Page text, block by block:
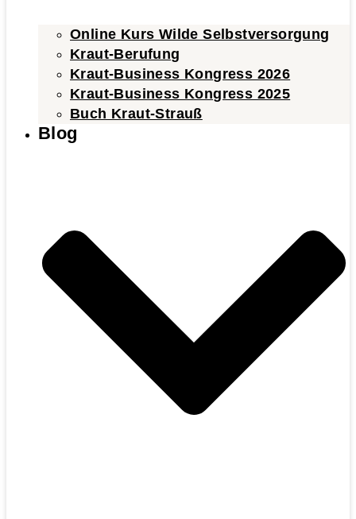
Online Kurs Wilde Selbstversorgung
Kraut-Berufung
Kraut-Business Kongress 2026
Kraut-Business Kongress 2025
Buch Kraut-Strauß
Blog